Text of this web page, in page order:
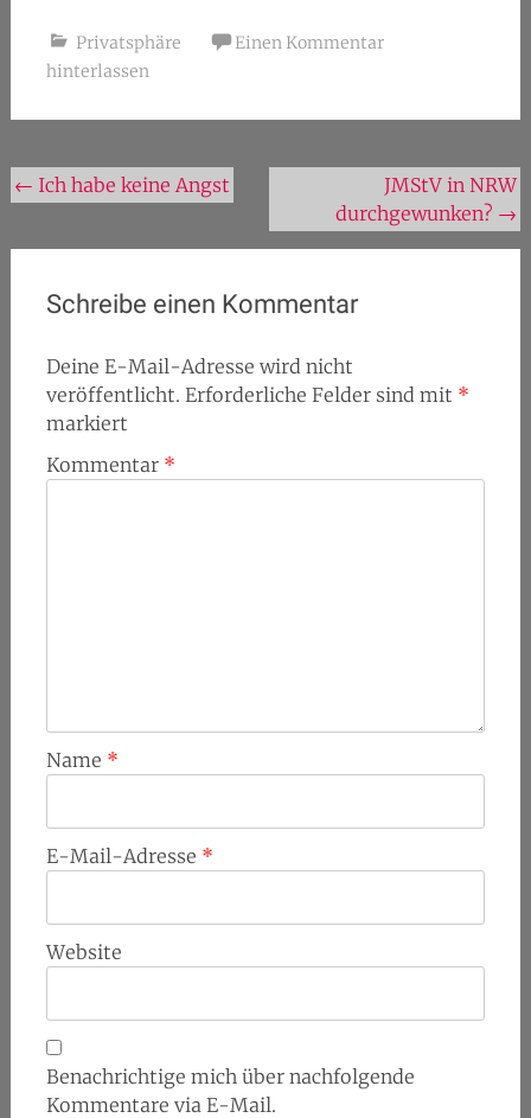
Privatsphäre
Einen Kommentar
hinterlassen
Beitragsnavigation
← Ich habe keine Angst
JMStV in NRW
durchgewunken? →
Schreibe einen Kommentar
Deine E-Mail-Adresse wird nicht
veröffentlicht. Erforderliche Felder sind mit *
markiert
Kommentar *
Name *
E-Mail-Adresse *
Website
Benachrichtige mich über nachfolgende
Kommentare via E-Mail.